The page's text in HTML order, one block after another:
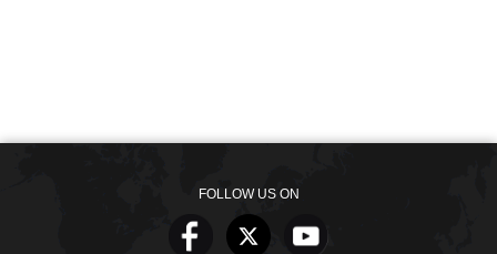
FOLLOW US ON